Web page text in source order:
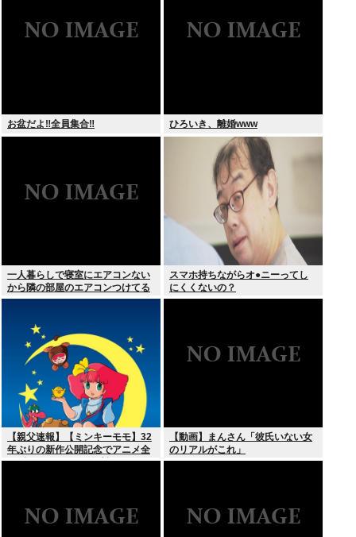
お盆だよ‼全員集合‼ ひろいき、離婚www
一人暮らしで寝室にエアコンない
から隣の部屋のエアコンつけてる
スマホ持ちながらオ●ニーってし
にくくないの？
【親父速報】【ミンキーモモ】32
年ぶりの新作公開記念でアニメ全
128話をYouTubeで無料配信。8月
【動画】まんさん「彼氏いない女
のリアルがこれ」